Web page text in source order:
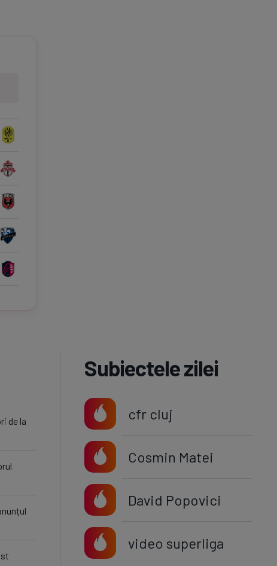
de la
Subiectele zilei
cfr cluj
Cosmin Matei
David Popovici
video superliga